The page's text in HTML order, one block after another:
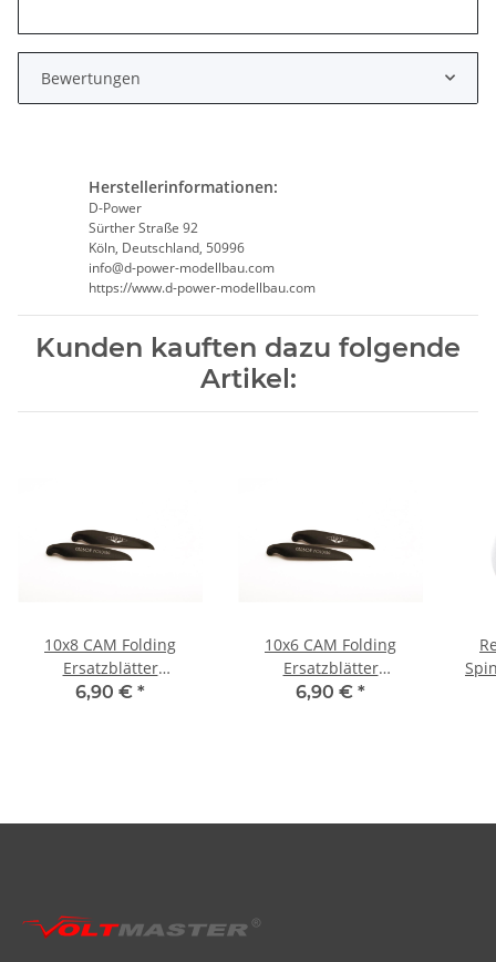
Bewertungen
Herstellerinformationen:
D-Power
Sürther Straße 92
Köln, Deutschland, 50996
info@d-power-modellbau.com
https://www.d-power-modellbau.com
Kunden kauften dazu folgende
Artikel:
10x8 CAM Folding
Ersatzblätter
Luftschraube
6,90 € *
10x6 CAM Folding
Ersatzblätter
Luftschraube
6,90 € *